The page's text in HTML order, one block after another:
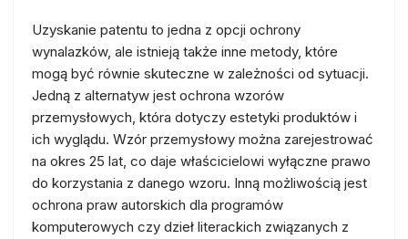
Uzyskanie patentu to jedna z opcji ochrony
wynalazków, ale istnieją także inne metody, które
mogą być równie skuteczne w zależności od sytuacji.
Jedną z alternatyw jest ochrona wzorów
przemysłowych, która dotyczy estetyki produktów i
ich wyglądu. Wzór przemysłowy można zarejestrować
na okres 25 lat, co daje właścicielowi wyłączne prawo
do korzystania z danego wzoru. Inną możliwością jest
ochrona praw autorskich dla programów
komputerowych czy dzieł literackich związanych z